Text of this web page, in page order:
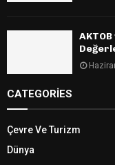
CATEGORIES
Çevre Ve Turizm
Dünya